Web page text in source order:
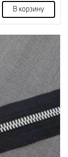
В корзину